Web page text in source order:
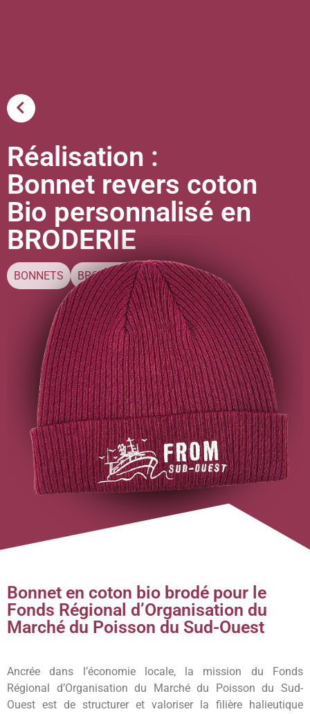
Réalisation :
Bonnet revers coton
Bio personnalisé en
BRODERIE
BONNETS BRODERIE
Bonnet en coton bio brodé pour le
Fonds Régional d’Organisation du
Marché du Poisson du Sud-Ouest
Ancrée dans l’économie locale, la mission du Fonds
Régional d’Organisation du Marché du Poisson du Sud-
Ouest est de structurer et valoriser la filière halieutique